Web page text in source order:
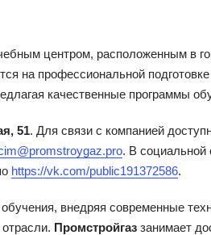
центром, расположенным в
на профессиональной
качественные программы
51. Для связи с компанией
. В социальной
https://vk.com/public191372586.
внедряя современные
Промстройгаз занимает